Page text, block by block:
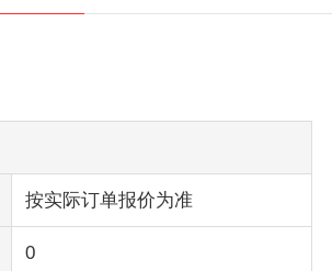
按实际订单报价为准
0